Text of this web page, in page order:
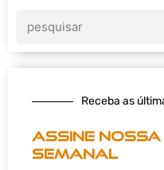
Receba as
Assine
semanal